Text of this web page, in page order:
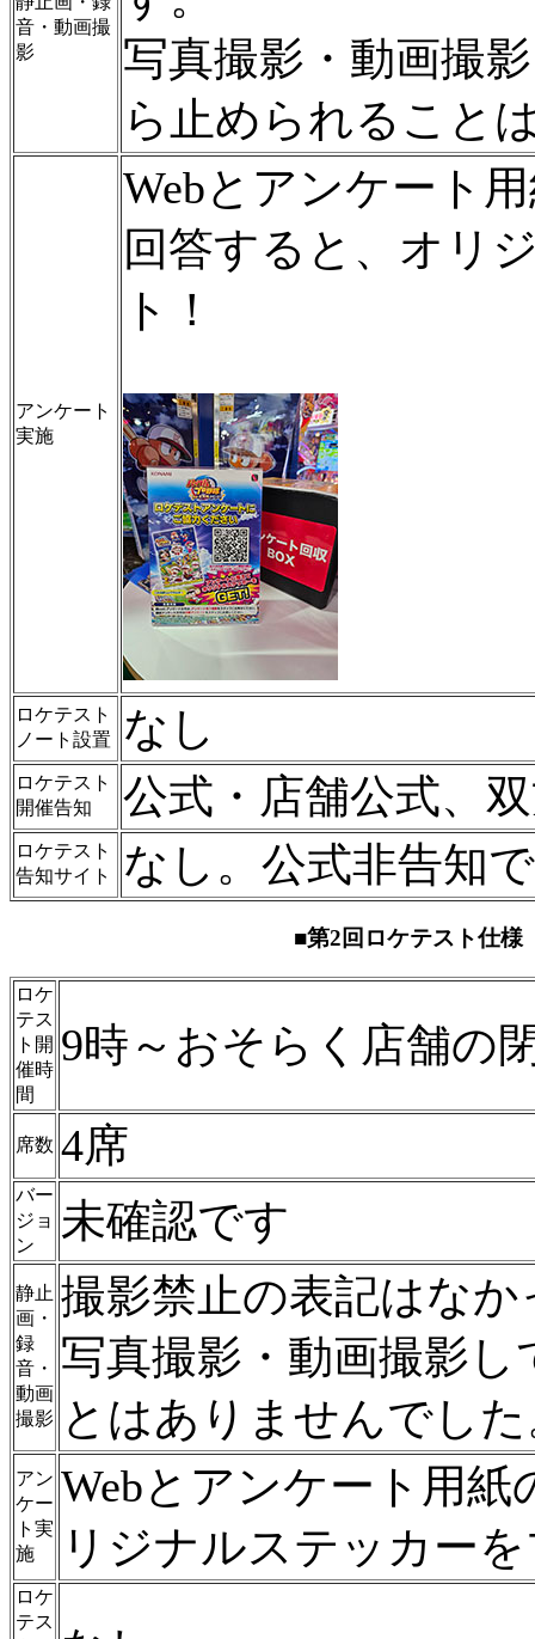
音・動画撮
影
写真撮影・動画撮
ら止められること
アンケート
実施
Webとアンケート
回答すると、オリ
ト！
ロケテスト
ノート設置
なし
ロケテスト
開催告知
公式・店舗公式、
ロケテスト
告知サイト
なし。公式非告知
■第2回ロケテスト仕様
ロケ
テス
ト開
催時
間
9時～おそらく店舗の
席数 4席
バー
ジョ
ン
未確認です
静止
画・
録
音・
動画
撮影
撮影禁止の表記はな
写真撮影・動画撮影
とはありませんでし
アン
ケー
ト実
施
Webとアンケート用
リジナルステッカー
ロケ
テス